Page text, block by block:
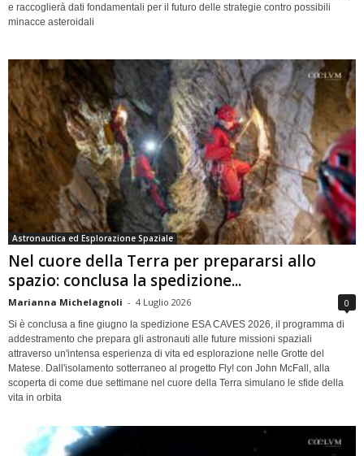
e raccoglierà dati fondamentali per il futuro delle strategie contro possibili
minacce asteroidali
Astronautica ed Esplorazione Spaziale
Nel cuore della Terra per prepararsi allo
spazio: conclusa la spedizione...
Marianna Michelagnoli - 4 Luglio 2026 0
Si è conclusa a fine giugno la spedizione ESA CAVES 2026, il programma di
addestramento che prepara gli astronauti alle future missioni spaziali
attraverso un'intensa esperienza di vita ed esplorazione nelle Grotte del
Matese. Dall'isolamento sotterraneo al progetto Fly! con John McFall, alla
scoperta di come due settimane nel cuore della Terra simulano le sfide della
vita in orbita